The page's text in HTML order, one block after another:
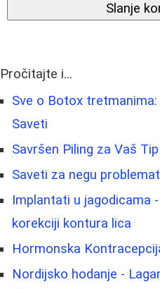
Slanje
Pročitajte i...
Sve o Botox
Saveti
Savršen Piling za Vaš
Saveti za negu
Implantati u jagodicama
korekciji kontura lica
Hormonska
Nordijsko hodanje -